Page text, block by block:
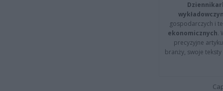
gospodarczych i
ekonomicznych.
precyzyjne
branży, swoje